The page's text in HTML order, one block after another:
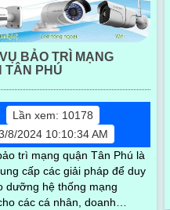
BẢO TRÌ MẠNG
TÂN PHÚ
Lần xem: 10178
8/2024 10:10:34 AM
trì mạng quận Tân Phú là
cấp các giải pháp để duy
dưỡng hệ thống mạng
các cá nhân, doanh